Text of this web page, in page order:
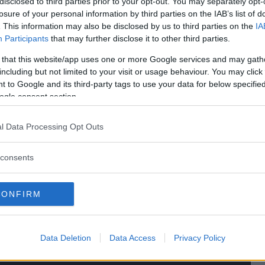
of your personal information by third parties on the IAB’s list of
This information may also be disclosed by us to third parties on the
Participants that may further disclose it to other third parties.
that this website/app uses one or more Google services and may
but not limited to your visit or usage behaviour. You may
to Google and its third-party tags to use your data for below
consent section.
Data Processing Opt Outs
Data Deletion Data Access Privacy Policy
stenhårde Simon Cowell – sitter som förtrollade.
Becky O’Brien har inte bara fångat ögonblicket – hon
sina barn, och särskilt sin äldste son, vad som händer
ens liv. Hon har visat att det går att resa sig, att börja
kvar. Inte bara för rösten – utan för den resa den
nedan, och dela gärna vidare om du också tror på andra
vägrar ge upp.